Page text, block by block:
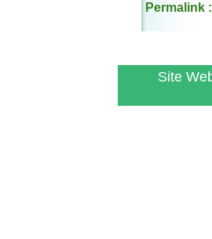
Permalink :
Site